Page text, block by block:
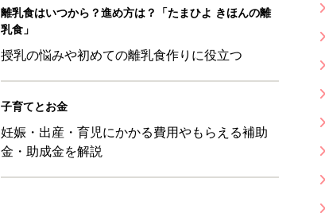
離乳食はいつから？進め方は？「たまひよ きほんの離
乳食」
授乳の悩みや初めての離乳食作りに役立つ
子育てとお金
妊娠・出産・育児にかかる費用やもらえる補助
金・助成金を解説